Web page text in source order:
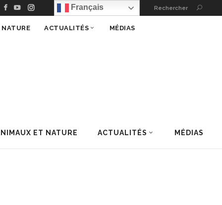
Français Rechercher
ET NATURE ACTUALITÉS MÉDIAS
ACTUALITÉS MÉDIAS